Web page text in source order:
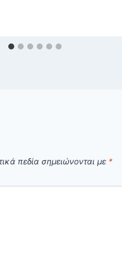
πεδία σημειώνονται με *